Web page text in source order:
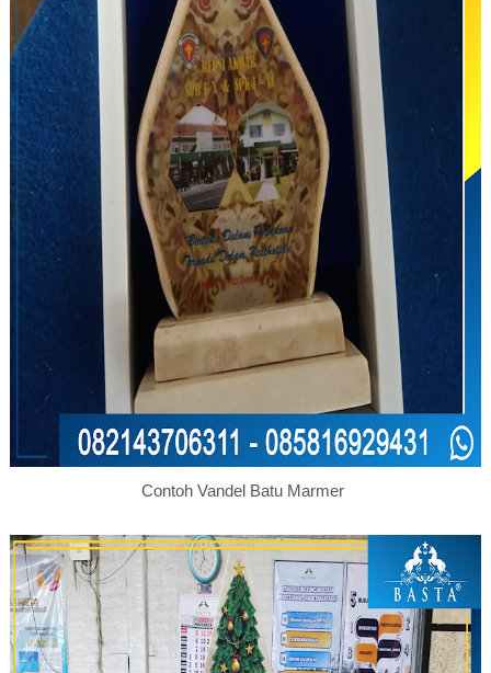
Contoh Vandel Batu Marmer